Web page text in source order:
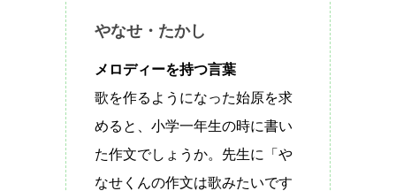
やなせ・たかし
メロディーを持つ言葉
歌を作るようになった始原を求
めると、小学一年生の時に書い
た作文でしょうか。先生に「や
なせくんの作文は歌みたいです